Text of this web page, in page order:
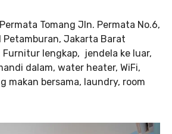
Tomang Jln. Permata No.6,
Petamburan, Jakarta Barat
Furnitur lengkap, jendela ke luar,
dalam, water heater, WiFi,
makan bersama, laundry, room